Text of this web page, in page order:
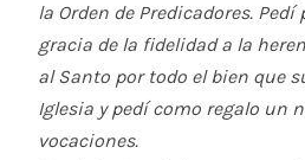
la Orden de Predicadores.
gracia de la fidelidad a la
al Santo por todo el bien que
Iglesia y pedí como regalo un
vocaciones.